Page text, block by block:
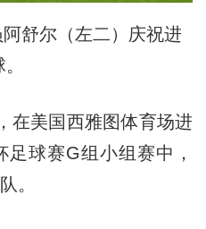
舒尔（左二）庆祝进
美国西雅图体育场进
球赛G组小组赛中，
。